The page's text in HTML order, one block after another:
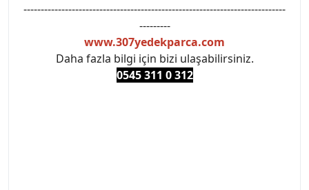
----------------------------------------------------------------------------
---------
www.307yedekparca.com
Daha fazla bilgi için bizi ulaşabilirsiniz.
0545 311 0 312